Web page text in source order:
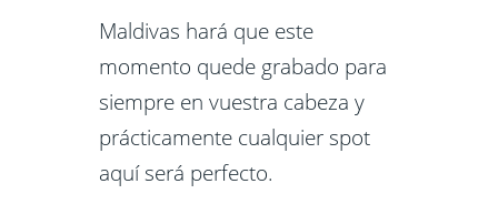
Maldivas hará que este
momento quede grabado para
siempre en vuestra cabeza y
prácticamente cualquier spot
aquí será perfecto.